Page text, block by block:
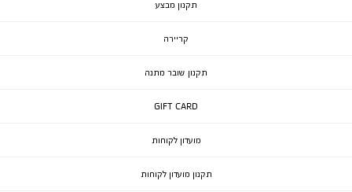
תקנון מבצע
קריירה
תקנון שובר מתנה
GIFT CARD
מועדון לקוחות
תקנון מועדון לקוחות